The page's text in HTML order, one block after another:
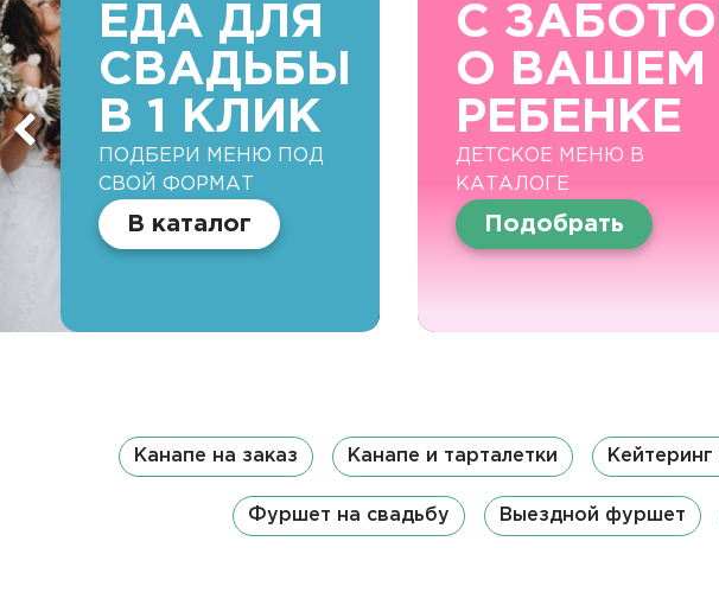
ЕДА ДЛЯ
СВАДЬБЫ
В 1 КЛИК
ПОДБЕРИ МЕНЮ ПОД
СВОЙ ФОРМАТ
В каталог
С
О ВАШЕМ
РЕБЕНКЕ
ДЕТСКОЕ МЕНЮ В
КАТАЛОГЕ
Подобрать
Канапе на заказ Канапе и тарталетки
Фуршет на свадьбу Выездной фуршет